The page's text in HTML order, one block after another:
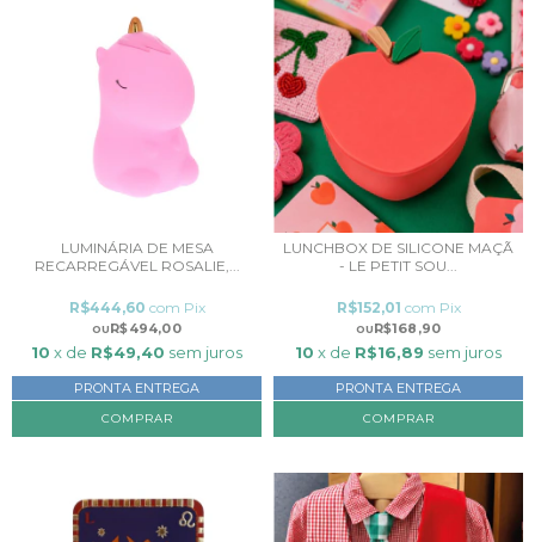
LUMINÁRIA DE MESA
RECARREGÁVEL ROSALIE,...
R$494,00
R$444,60 com Pix
10 x de R$49,40 sem juros
PRONTA ENTREGA
LUNCHBOX DE SILICONE MAÇÃ
- LE PETIT SOU...
R$168,90
R$152,01 com Pix
10 x de R$16,89 sem juros
PRONTA ENTREGA